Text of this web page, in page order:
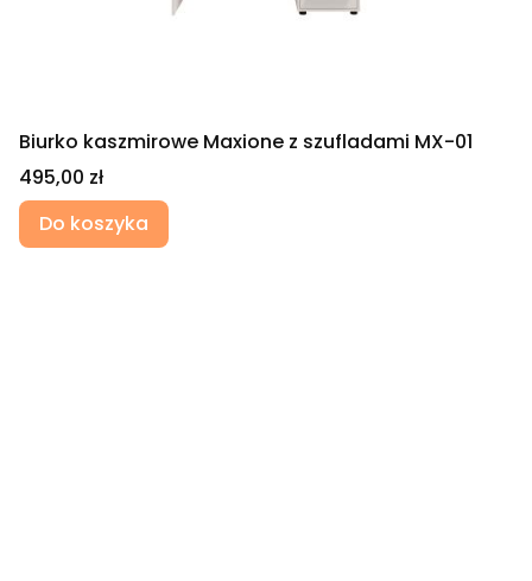
Biurko kaszmirowe Maxione z szufladami MX-01
Cena
495,00 zł
Do koszyka